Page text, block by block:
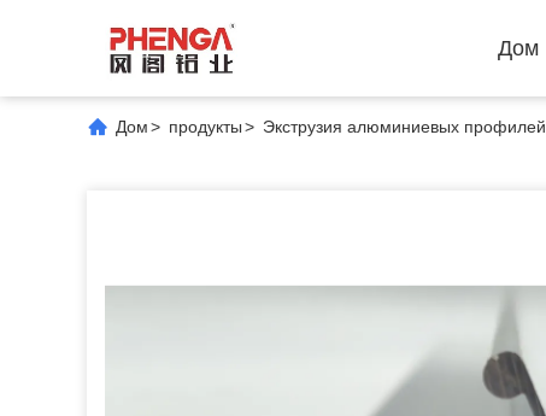
Дом
Дом> продукты> Экструзия алюминиевых профилей